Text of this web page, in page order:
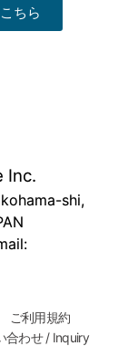
ちら
Inc.
shi,
ご利用規約
合わせ / Inquiry